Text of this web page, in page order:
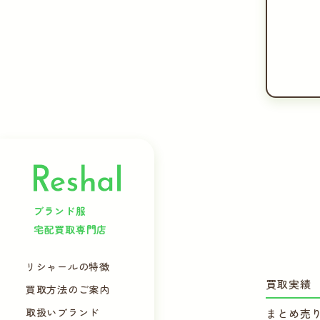
ブランド服
宅配買取専門店
リシャールの特徴
買取方法のご案内
取扱いブランド
買取実績
まとめ売